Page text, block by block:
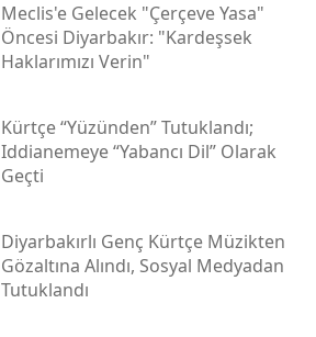
Meclis'e Gelecek "çerçeve Yasa"
Öncesi Diyarbakır: "kardeşsek
Haklarımızı Verin"
Kürtçe “yüzünden” Tutuklandı;
Iddianemeye “yabancı Dil” Olarak
Geçti
Diyarbakırlı Genç Kürtçe Müzikten
Gözaltına Alındı, Sosyal Medyadan
Tutuklandı